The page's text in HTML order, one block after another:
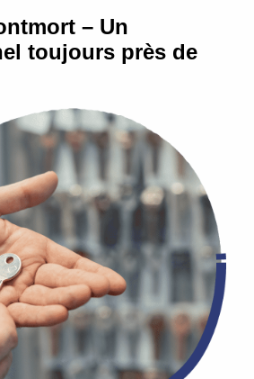
– Un
toujours près de